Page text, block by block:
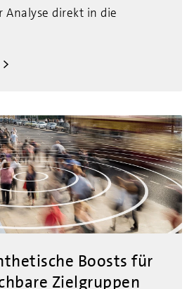
Analyse direkt in die
Boosts für
Zielgruppen